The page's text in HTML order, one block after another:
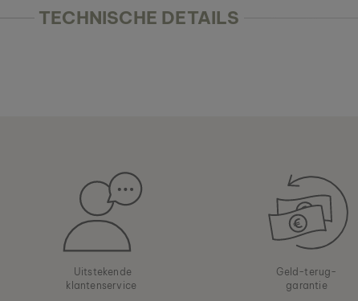
TECHNISCHE DETAILS
Uitstekende
klantenservice
Geld-terug-
garantie